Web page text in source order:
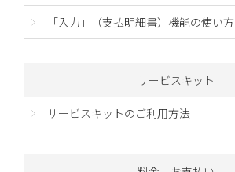
「入力」（支払明細書）機能の使い方
サービスキット
サービスキットのご利用方法